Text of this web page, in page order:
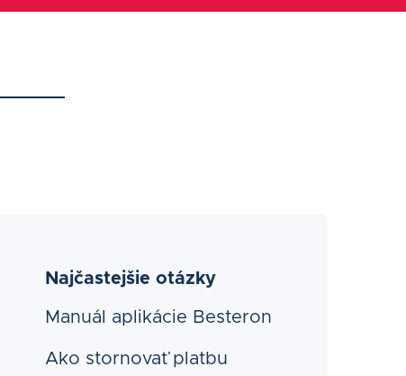
Najčastejšie otázky
Manuál aplikácie Besteron
Ako stornovať platbu